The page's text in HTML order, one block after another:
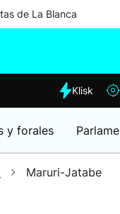
de La Blanca
Klisk
y forales
Maruri-Jatabe